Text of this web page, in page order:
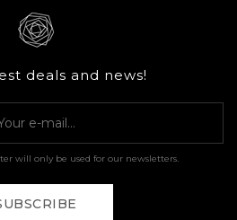
deals and news!
will only be used for our newsletters.